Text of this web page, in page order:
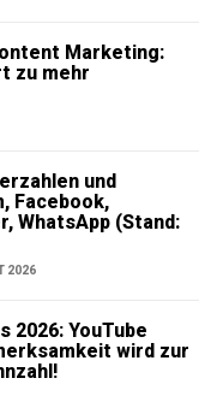
Marketing:
zu mehr
und
Facebook,
WhatsApp (Stand:
2026
2026: YouTube
wird zur